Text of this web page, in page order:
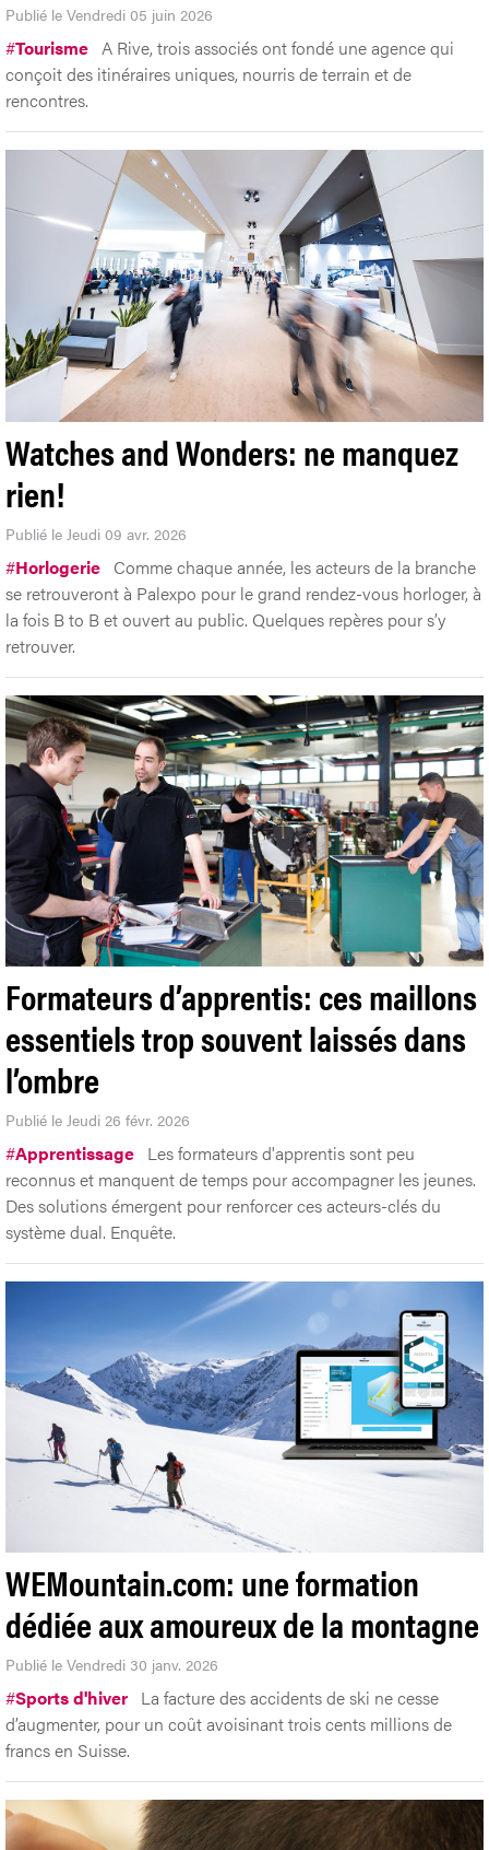
Publié le Vendredi 05 juin 2026
#Tourisme A Rive, trois associés ont fondé une agence qui
conçoit des itinéraires uniques, nourris de terrain et de
rencontres.
Watches and Wonders: ne manquez
rien!
Publié le Jeudi 09 avr. 2026
#Horlogerie Comme chaque année, les acteurs de la branche
se retrouveront à Palexpo pour le grand rendez-vous horloger, à
la fois B to B et ouvert au public. Quelques repères pour s’y
retrouver.
Formateurs d’apprentis: ces maillons
essentiels trop souvent laissés dans
l’ombre
Publié le Jeudi 26 févr. 2026
#Apprentissage Les formateurs d'apprentis sont peu
reconnus et manquent de temps pour accompagner les jeunes.
Des solutions émergent pour renforcer ces acteurs-clés du
système dual. Enquête.
WEMountain.com: une formation
dédiée aux amoureux de la montagne
Publié le Vendredi 30 janv. 2026
#Sports d'hiver La facture des accidents de ski ne cesse
d’augmenter, pour un coût avoisinant trois cents millions de
francs en Suisse.